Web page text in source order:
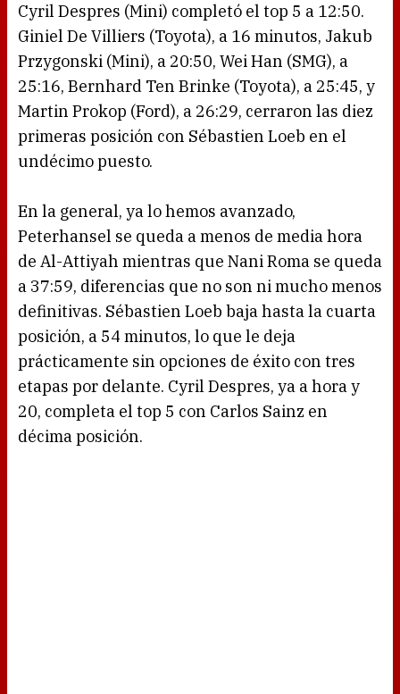
Cyril Despres (Mini) completó el top 5 a 12:50.
Giniel De Villiers (Toyota), a 16 minutos, Jakub
Przygonski (Mini), a 20:50, Wei Han (SMG), a
25:16, Bernhard Ten Brinke (Toyota), a 25:45, y
Martin Prokop (Ford), a 26:29, cerraron las diez
primeras posición con Sébastien Loeb en el
undécimo puesto.
En la general, ya lo hemos avanzado,
Peterhansel se queda a menos de media hora
de Al-Attiyah mientras que Nani Roma se queda
a 37:59, diferencias que no son ni mucho menos
definitivas. Sébastien Loeb baja hasta la cuarta
posición, a 54 minutos, lo que le deja
prácticamente sin opciones de éxito con tres
etapas por delante. Cyril Despres, ya a hora y
20, completa el top 5 con Carlos Sainz en
décima posición.